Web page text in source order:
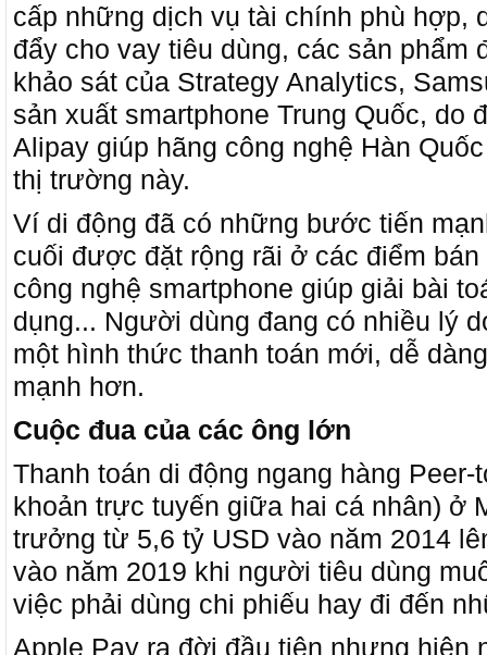
cấp những dịch vụ tài chính phù hợp,
đẩy cho vay tiêu dùng, các sản phẩm
khảo sát của Strategy Analytics,
sản xuất smartphone Trung Quốc, do
Alipay giúp hãng công nghệ Hàn
thị trường này.
Ví di động đã có những bước tiến
cuối được đặt rộng rãi ở các điểm
công nghệ smartphone giúp giải bài
dụng... Người dùng đang có nhiều lý
một hình thức thanh toán mới, dễ
mạnh hơn.
Cuộc đua của các ông lớn
Thanh toán di động ngang hàng
khoản trực tuyến giữa hai cá nhân) ở
trưởng từ 5,6 tỷ USD vào năm 2014
vào năm 2019 khi người tiêu dùng
việc phải dùng chi phiếu hay đi đến
Apple Pay ra đời đầu tiên nhưng hiện